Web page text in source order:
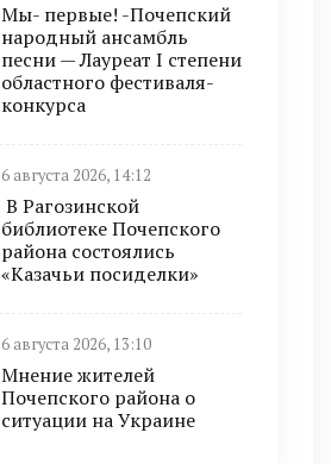
Мы- первые! -Почепский
народный ансамбль
песни — Лауреат I степени
областного фестиваля-
конкурса
6 августа 2026, 14:12
В Рагозинской
библиотеке Почепского
района состоялись
«Казачьи посиделки»
6 августа 2026, 13:10
Мнение жителей
Почепского района о
ситуации на Украине